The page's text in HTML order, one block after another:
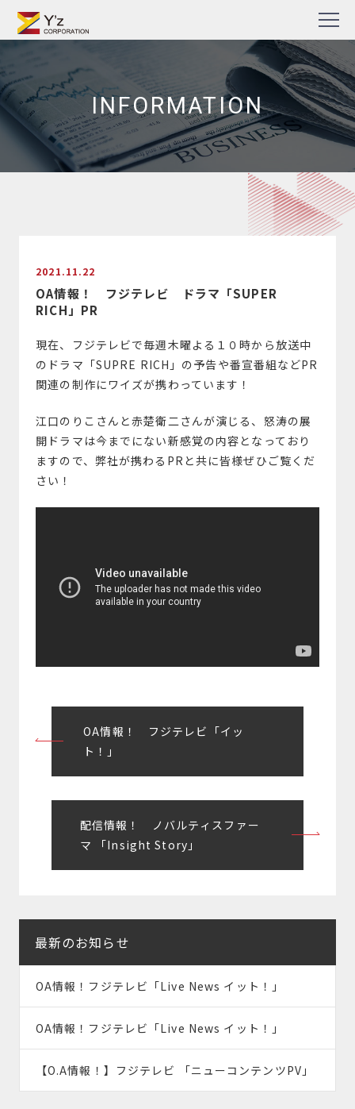
Skip
to
content
TV番組・企業PR動画・Web動画制作の株式会社ワイズ
INFORMATION
2021.11.22
OA情報！ フジテレビ ドラマ「SUPER
RICH」PR
現在、フジテレビで毎週木曜よる１０時から放送中
のドラマ「SUPRE RICH」の予告や番宣番組などPR
関連の制作にワイズが携わっています！
江口のりこさんと赤楚衛二さんが演じる、怒涛の展
開ドラマは今までにない新感覚の内容となっており
ますので、弊社が携わるPRと共に皆様ぜひご覧くだ
さい！
稿
ナ
ビ
ー
ョ
ン
OA情報！ フジテレビ「イッ
ト！」
配信情報！ ノバルティスファー
マ 「Insight Story」
最新のお知らせ
OA情報！フジテレビ「Live News イット！」
OA情報！フジテレビ「Live News イット！」
【O.A情報！】フジテレビ 「ニューコンテンツPV」